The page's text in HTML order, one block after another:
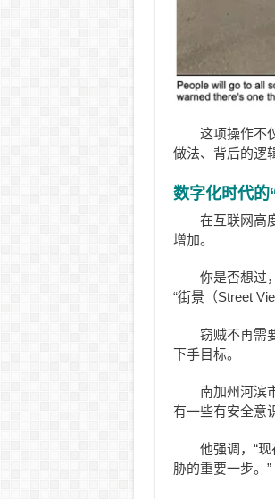
这项操作不
做法、背后的逻
数字化时代的
在互联网高
增加。
你是否想过
“街景（Street
窃贼不再需
下手目标。
南加州河滨
有一些有安全意
他强调，“
胁的重要一步。”